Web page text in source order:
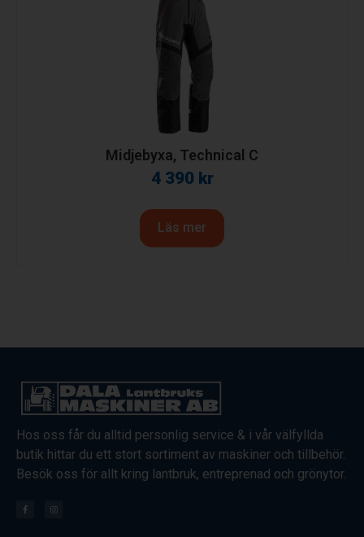
Midjebyxa, Technical C
4 390 kr
Läs mer
Hos oss får du alltid personlig service & i vår välfyllda
butik hittar du ett stort sortiment av maskiner och tillbehör.
Besök oss för allt kring lantbruk, entreprenad och grönytor.